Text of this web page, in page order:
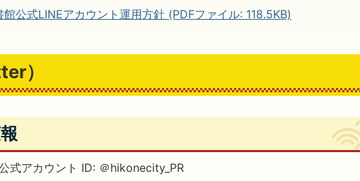
館公式LINEアカウント運用方針 (PDFファイル: 118.5KB)
）
式アカウント ID: ＠hikonecity_PR